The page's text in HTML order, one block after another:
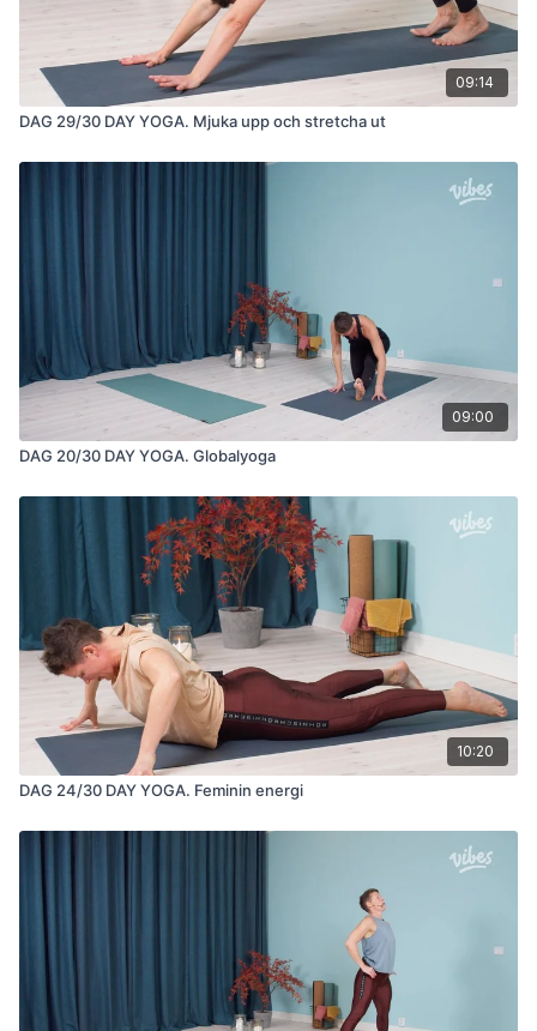
09:14
DAG 29/30 DAY YOGA. Mjuka upp och stretcha ut
09:00
DAG 20/30 DAY YOGA. Globalyoga
10:20
DAG 24/30 DAY YOGA. Feminin energi